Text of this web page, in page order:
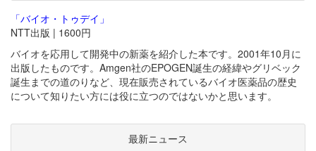
「バイオ・トゥデイ」
NTT出版 | 1600円
バイオを応用して開発中の新薬を紹介した本です。2001年10月に
出版したものです。Amgen社のEPOGEN誕生の経緯やグリベック
誕生までの道のりなど、現在販売されているバイオ医薬品の歴史
について知りたい方には役に立つのではないかと思います。
最新ニュース